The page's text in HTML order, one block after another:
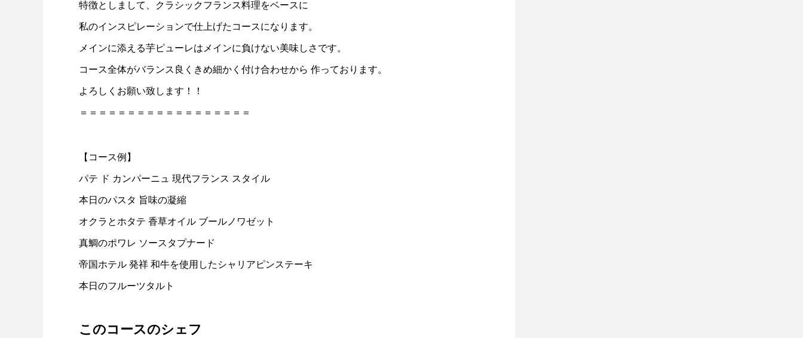
特徴としまして、クラシックフランス料理をベースに
私のインスピレーションで仕上げたコースになります。
メインに添える芋ピューレはメインに負けない美味しさです。
コース全体がバランス良くきめ細かく付け合わせから 作っております。
よろしくお願い致します！！
＝＝＝＝＝＝＝＝＝＝＝＝＝＝＝＝＝＝
【コース例】
パテ ド カンパーニュ 現代フランス スタイル
本日のパスタ 旨味の凝縮
オクラとホタテ 香草オイル ブールノワゼット
真鯛のポワレ ソースタプナード
帝国ホテル 発祥 和牛を使用したシャリアピンステーキ
本日のフルーツタルト
このコースのシェフ